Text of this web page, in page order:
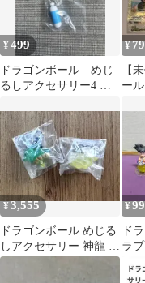
¥499
ドラゴンボール めじ
るしアクセサリー4 ホ
ャポン 匿名配送
¥
【
ー
¥3,555
ドラゴンボール めじる
しアクセサリー 神龍 筋
斗雲
¥
ド
ラ